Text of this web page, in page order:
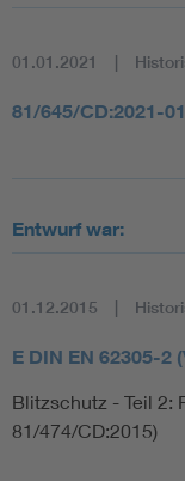
01.01.2021
81/645/CD:2021-01
Entwurf war:
01.12.2015
E DIN EN 62305-2
Blitzschutz - Teil 2:
81/474/CD:2015)